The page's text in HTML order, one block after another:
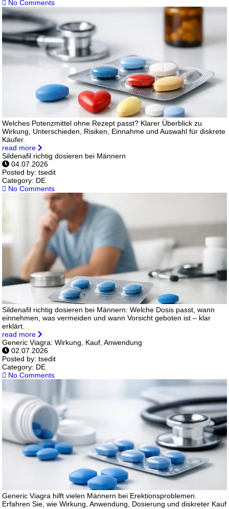
No Comments
Welches Potenzmittel ohne Rezept passt? Klarer Überblick zu
Wirkung, Unterschieden, Risiken, Einnahme und Auswahl für diskrete
Käufer.
read more
Sildenafil richtig dosieren bei Männern
04.07.2026
Posted by:tsedit
Category: DE
No Comments
Sildenafil richtig dosieren bei Männern: Welche Dosis passt, wann
einnehmen, was vermeiden und wann Vorsicht geboten ist – klar
erklärt.
read more
Generic Viagra: Wirkung, Kauf, Anwendung
02.07.2026
Posted by:tsedit
Category: DE
No Comments
Generic Viagra hilft vielen Männern bei Erektionsproblemen.
Erfahren Sie, wie Wirkung, Anwendung, Dosierung und diskreter Kauf